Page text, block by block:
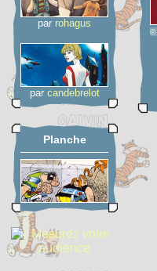
par rohagus
par candebrelot
Planche
©